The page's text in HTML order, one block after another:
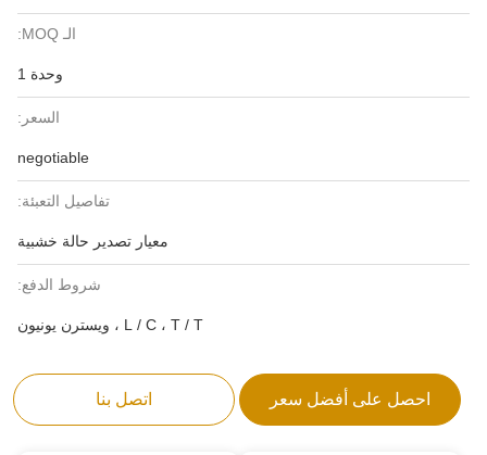
الـ MOQ:
وحدة 1
السعر:
negotiable
تفاصيل التعبئة:
معيار تصدير حالة خشبية
شروط الدفع:
L / C ، T / T ، ويسترن يونيون
احصل على أفضل سعر اتصل بنا